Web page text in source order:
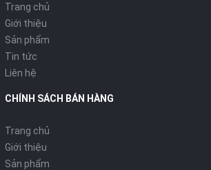
Trang chủ
Giới thiệu
Sản phẩm
Tin tức
Liên hệ
CHÍNH SÁCH BÁN HÀNG
Trang chủ
Giới thiệu
Sản phẩm